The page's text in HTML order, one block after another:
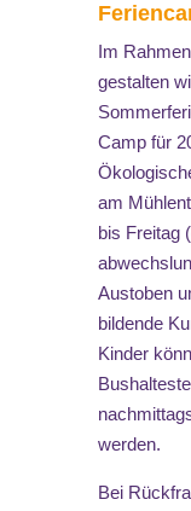
Im
gestalten
Camp für
am
bis Freitag
Austoben
bildende
Kinder
werden.
Bei